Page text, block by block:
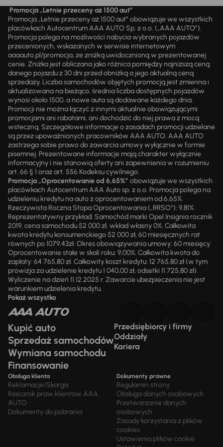
Promocja „Letnie przeceny aż 1500 aut”
Promocja „Letnie przeceny aż 1500 aut” obowiązuje we wszystkich
placówkach Autocentrum AAA AUTO Sp. z o.o. („AAA AUTO”).
Promocja polega na możliwości nabycia wybranych pojazdów
przecenionych, wskazanych w serwisie internetowym
aaaauto.pl/promocja, ze zniżką uwidocznioną w prezentowanej
cenie. Zniżka jest obliczana jako różnica pomiędzy najniższą ceną
danego pojazdu z 30 dni przed obniżką a jego aktualną ceną
sprzedaży. Liczba samochodów objętych promocją jest zmienna i
aktualizowana na bieżąco; średnia liczba dostępnych pojazdów
wynosi około 1500, a nowe auta są dodawane każdego dnia.
Promocji nie można łączyć z innymi aktualnie obowiązującymi
promocjami ani rabatami, ani dochodzić do niej prawa z mocą
wsteczną. Szczegółowe informacje o zasadach promocji udzielane
są przez upoważnionych pracowników AAA AUTO. AAA AUTO
zastrzega sobie prawo do zawarcia umowy wyłącznie w formie
pisemnej. Prezentowane informacje mają charakter wyłącznie
informacyjny i nie stanowią oferty ani zapewnienia w rozumieniu
art. 66 § 1 oraz art. 556 Kodeksu cywilnego.
Promocja „Oprocentowanie od 6,65%” obowiązuje we wszystkich
placówkach Autocentrum AAA Auto sp. z o.o. Promocja polega na
udzieleniu kredytu na auto z oprocentowaniem od 6,65%.
Rzeczywista Roczna Stopa Oprocentowania („RRSO“): 9,81%.
Reprezentatywny przykład: Samochód marki Opel Insignia rocznik
2019, cena samochodu 52 000 zł, wkład własny 0%. Całkowita
kwota kredytu konsumenckiego 52 000 zł, 60 miesięcznych rat
równych po 1079,43zł. Okres obowiązywania umowy: 60 miesięcy.
Oprocentowanie stałe w skali roku: 9,00%. Całkowita kwota do
zapłaty: 64 765,80 zł. Całkowity koszt kredytu: 12 765,80 zł (w tym
prowizja za udzielenie kredytu 1 040,00 zł, odsetki 11 725,80 zł).
Wyliczenie na dzień 11.12.2025 r. Zawarcie ubezpieczenia nie jest
warunkiem udzielenia kredytu.
Pokaż wszystko
Kupić auto
Sprzedaż samochodów
Wymiana samochodu
Finansowanie
Przedsiębiorcy i firmy
Oddziały
Kariera
Obsługa klienta
Reklamacje/Skarga
Rzecznik praw klientów AAA
AUTO
Dokumenty do pobrania
Dokumenty prawne
Regulamin strony
Obsługa danych osobowych
Przetwarzanie danych
osobowych
Zasady korzystania z plików
cookies
Ustawienia plików cookie